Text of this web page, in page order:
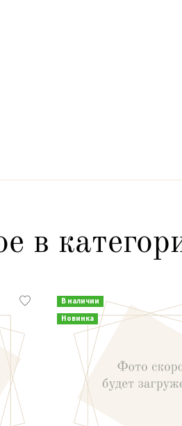
в
В наличии
Новинка